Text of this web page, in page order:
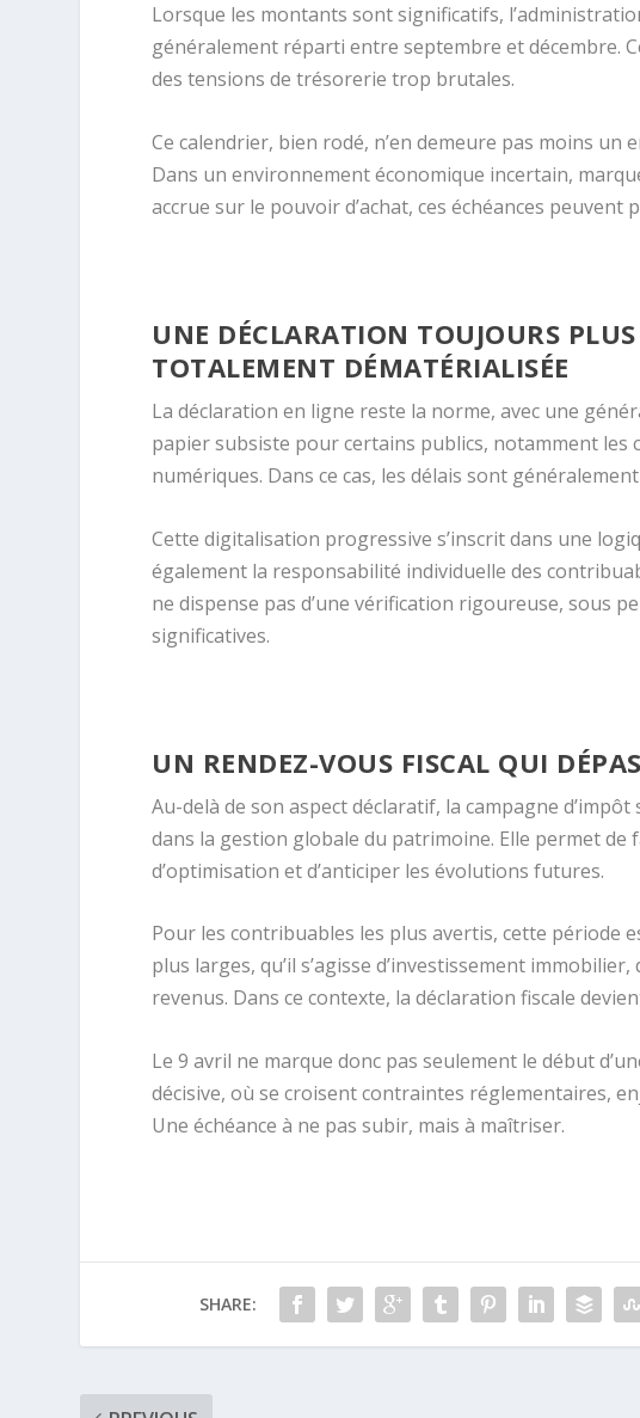
Lorsque les montants sont significatifs,
généralement réparti entre septembre et décembre.
des tensions de trésorerie trop brutales.
Ce calendrier, bien rodé, n’en demeure pas moins
Dans un environnement économique incertain,
accrue sur le pouvoir d’achat, ces échéances
UNE DÉCLARATION TOUJOURS
TOTALEMENT DÉMATÉRIALISÉE
La déclaration en ligne reste la norme, avec une
papier subsiste pour certains publics, notamment les
numériques. Dans ce cas, les délais sont
Cette digitalisation progressive s’inscrit dans une
également la responsabilité individuelle des
ne dispense pas d’une vérification rigoureuse, sous
significatives.
UN RENDEZ-VOUS FISCAL QUI
Au-delà de son aspect déclaratif, la campagne
dans la gestion globale du patrimoine. Elle permet de
d’optimisation et d’anticiper les évolutions futures.
Pour les contribuables les plus avertis, cette période
plus larges, qu’il s’agisse d’investissement
revenus. Dans ce contexte, la déclaration fiscale
Le 9 avril ne marque donc pas seulement le début
décisive, où se croisent contraintes réglementaires,
Une échéance à ne pas subir, mais à maîtriser.
SHARE: